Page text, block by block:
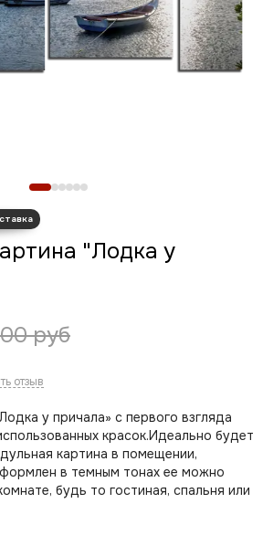
"Лодка у
руб
отзыв
у причала» с первого взгляда
красок.Идеально будет
картина в помещении,
в темным тонах ее можно
будь то гостиная, спальня или